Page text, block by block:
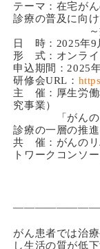
テーマ：在宅が
診療の普及に向け
～病院と在
日 時：2025年9
形 式：オンライ
申込期間：2025
研修会URL：
主 催：厚生労働
究事業）
「がんのリハ
診療の一層の推進
共 催：がんのリ
トワークコンソ
がん患者では治
し生活の質が低